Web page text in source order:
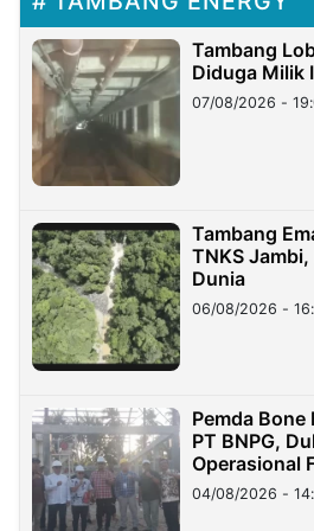
Tambang
Diduga Milik
07/08/2026 -
Tambang
TNKS
Dunia
06/08/2026 -
Pemda
PT BNPG,
Operasional
04/08/2026 -